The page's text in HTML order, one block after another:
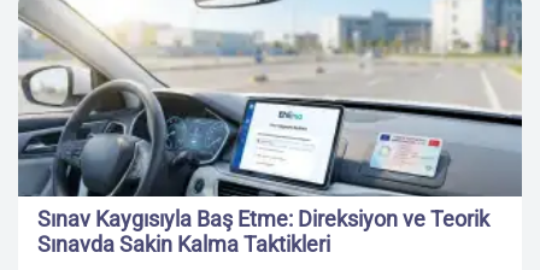
Sınav Kaygısıyla Baş Etme: Direksiyon ve Teorik
Sınavda Sakin Kalma Taktikleri